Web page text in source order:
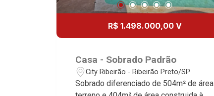
R$ 1.498.000,00 V
Casa - Sobrado Padrão
City Ribeirão - Ribeirão Preto/SP
Sobrado diferenciado de 504m² de área